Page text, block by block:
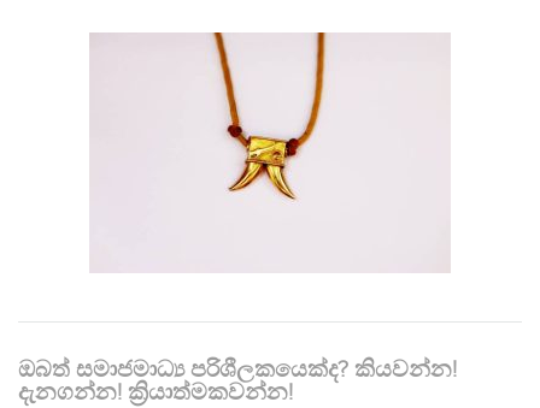
ඔබත් සමාජමාධ්‍ය පරිශීලකයෙක්ද? කියවන්න!
දැනගන්න! ක්‍රියාත්මකවන්න!